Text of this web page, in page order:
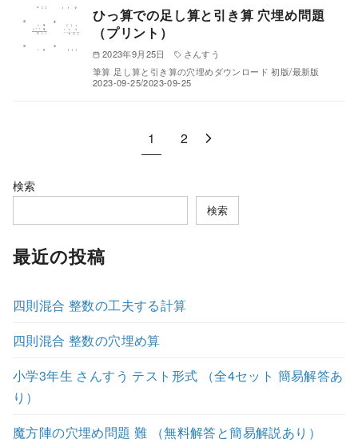
ひっ算での足し算と引き算 穴埋め問題
（プリント）
2023年9月25日
さんすう
筆算 足し算と引き算の穴埋めダウンロード 初版/最新版
2023-09-25/2023-09-25
1 2
検索
検索
最近の投稿
四則混合 整数の工夫する計算
四則混合 整数の穴埋め算
小学3年生 さんすう テスト形式 （全4セット 簡易解答あ
り）
魔方陣の穴埋め問題 難 （無料解答と簡易解説あり）